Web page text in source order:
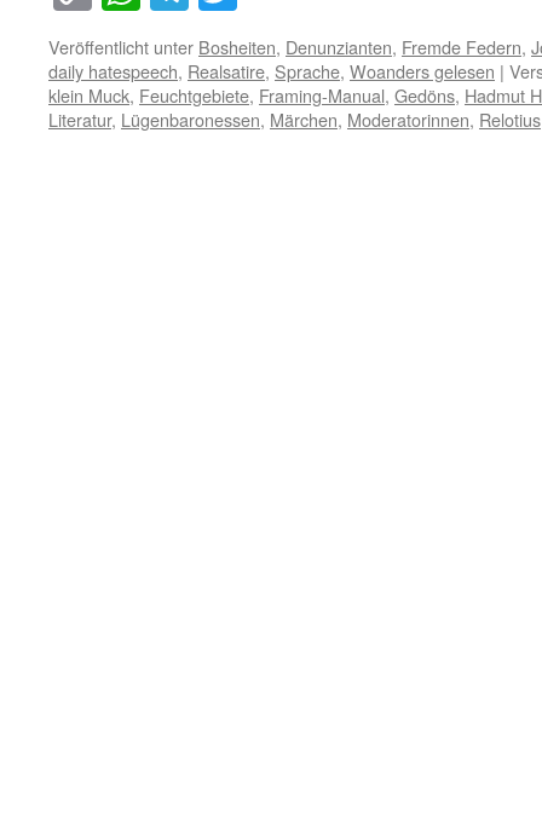
Link
Veröffentlicht unter Bosheiten, Denunzianten, Fremde Federn,
daily hatespeech, Realsatire, Sprache, Woanders gelesen |
klein Muck, Feuchtgebiete, Framing-Manual, Gedöns, Hadmut
Literatur, Lügenbaronessen, Märchen, Moderatorinnen, Relotius